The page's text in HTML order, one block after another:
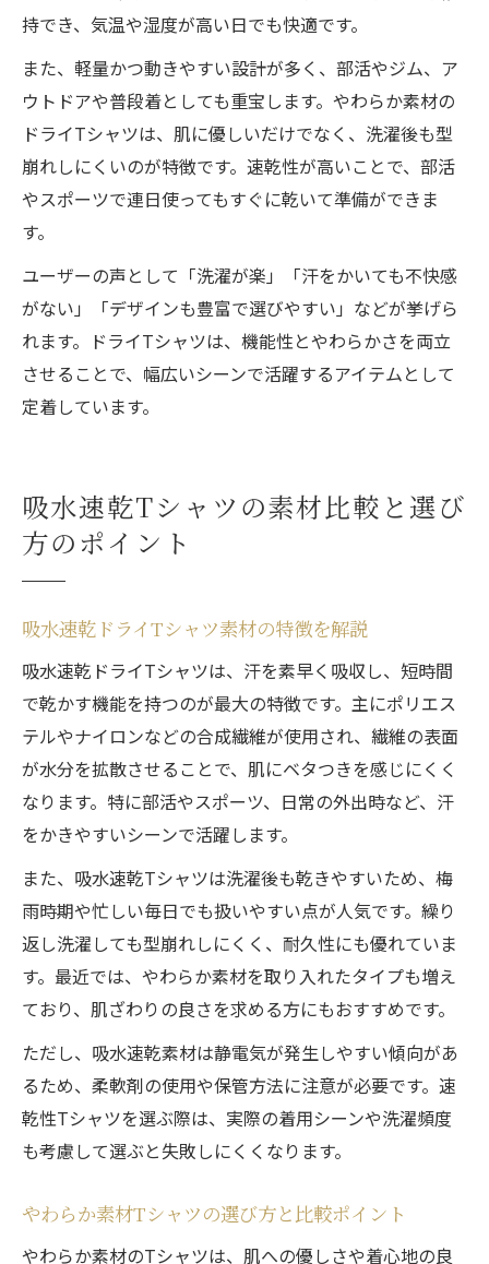
持でき、気温や湿度が高い日でも快適です。
また、軽量かつ動きやすい設計が多く、部活やジム、ア
ウトドアや普段着としても重宝します。やわらか素材の
ドライTシャツは、肌に優しいだけでなく、洗濯後も型
崩れしにくいのが特徴です。速乾性が高いことで、部活
やスポーツで連日使ってもすぐに乾いて準備ができま
す。
ユーザーの声として「洗濯が楽」「汗をかいても不快感
がない」「デザインも豊富で選びやすい」などが挙げら
れます。ドライTシャツは、機能性とやわらかさを両立
させることで、幅広いシーンで活躍するアイテムとして
定着しています。
吸水速乾Tシャツの素材比較と選び
方のポイント
吸水速乾ドライTシャツ素材の特徴を解説
吸水速乾ドライTシャツは、汗を素早く吸収し、短時間
で乾かす機能を持つのが最大の特徴です。主にポリエス
テルやナイロンなどの合成繊維が使用され、繊維の表面
が水分を拡散させることで、肌にベタつきを感じにくく
なります。特に部活やスポーツ、日常の外出時など、汗
をかきやすいシーンで活躍します。
また、吸水速乾Tシャツは洗濯後も乾きやすいため、梅
雨時期や忙しい毎日でも扱いやすい点が人気です。繰り
返し洗濯しても型崩れしにくく、耐久性にも優れていま
す。最近では、やわらか素材を取り入れたタイプも増え
ており、肌ざわりの良さを求める方にもおすすめです。
ただし、吸水速乾素材は静電気が発生しやすい傾向があ
るため、柔軟剤の使用や保管方法に注意が必要です。速
乾性Tシャツを選ぶ際は、実際の着用シーンや洗濯頻度
も考慮して選ぶと失敗しにくくなります。
やわらか素材Tシャツの選び方と比較ポイント
やわらか素材のTシャツは、肌への優しさや着心地の良